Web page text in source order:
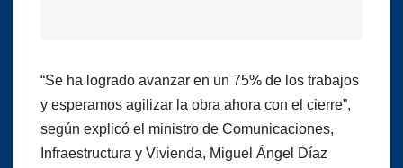
“Se ha logrado avanzar en un 75% de los trabajos
y esperamos agilizar la obra ahora con el cierre”,
según explicó el ministro de Comunicaciones,
Infraestructura y Vivienda, Miguel Ángel Díaz